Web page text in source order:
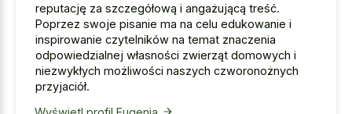
reputację za szczegółową i angażującą treść.
Poprzez swoje pisanie ma na celu edukowanie i
inspirowanie czytelników na temat znaczenia
odpowiedzialnej własności zwierząt domowych i
niezwykłych możliwości naszych czworonożnych
przyjaciół.